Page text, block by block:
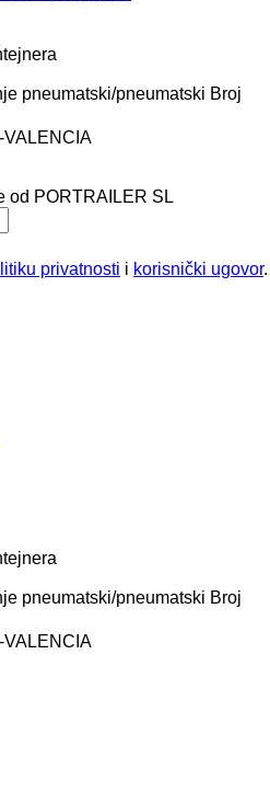
pneumatski/pneumatski Broj
od PORTRAILER SL
privatnosti i korisnički ugovor.
pneumatski/pneumatski Broj